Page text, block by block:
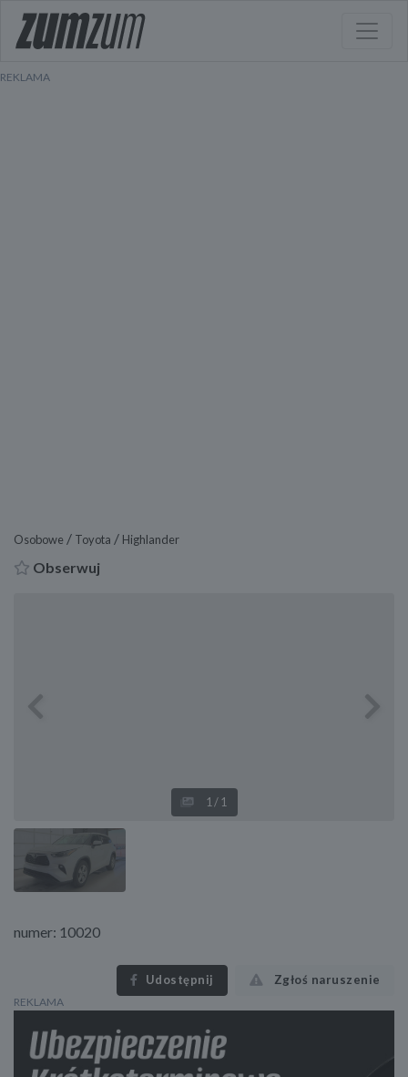
Osobowe / Toyota / Highlander
Obserwuj
Next
1 /1
numer: 10020
Udostępnij Zgłoś naruszenie
REKLAMA